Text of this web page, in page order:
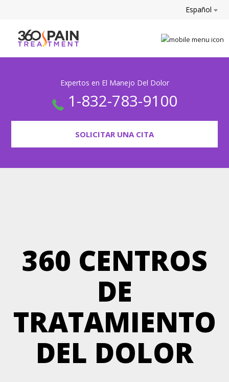
Español
Expertos en El Manejo Del Dolor
1-832-783-9100
SOLICITAR UNA CITA
360 CENTROS
DE
TRATAMIENTO
DEL DOLOR